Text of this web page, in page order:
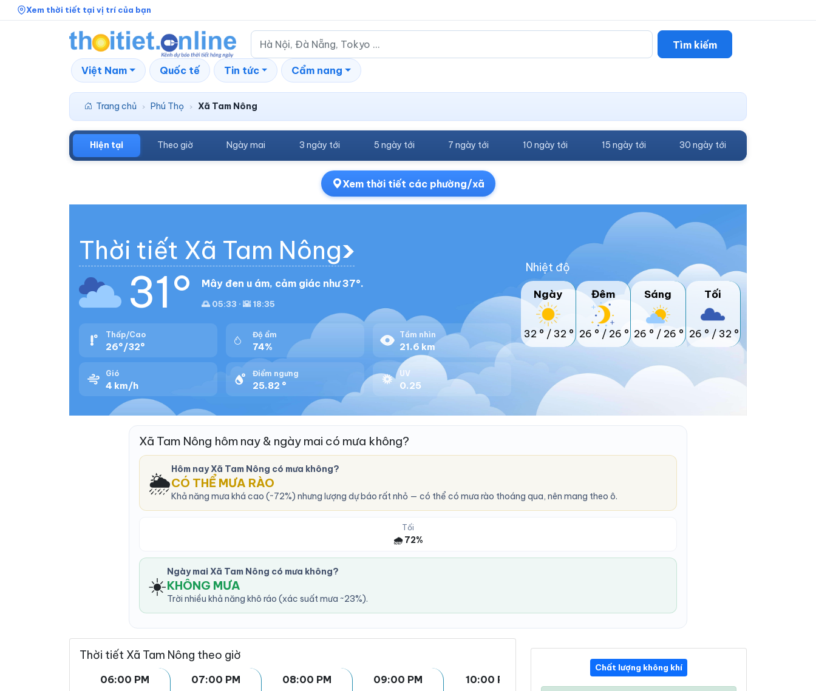
Xem thời tiết tại vị trí của bạn
Tìm kiếm
Việt Nam Quốc tế Tin tức Cẩm nang
Trang chủ › Phú Thọ › Xã Tam Nông
Hiện tại Theo giờ Ngày mai 3 ngày tới 5 ngày tới 7 ngày tới 10 ngày tới 15 ngày tới 30 ngày tới
Xem thời tiết các phường/xã
Thời tiết Xã Tam Nông
31° Mây đen u ám, cảm giác như 37°.
🌅 05:33 · 🌇 18:35
Thấp/Cao
26°/32°
Độ ẩm
74%
Tầm nhìn
21.6 km
Gió
4 km/h
Điểm ngưng
25.82 °
UV
0.25
Nhiệt độ
Ngày
32 ° / 32 °
Đêm
26 ° / 26 °
Sáng
26 ° / 26 °
Tối
26 ° / 32 °
Xã Tam Nông hôm nay & ngày mai có mưa không?
🌦️
Hôm nay Xã Tam Nông có mưa không?
CÓ THỂ MƯA RÀO
Khả năng mưa khá cao (~72%) nhưng lượng dự báo rất nhỏ — có thể có mưa rào thoáng qua, nên mang theo ô.
Tối
🌧️ 72%
☀️
Ngày mai Xã Tam Nông có mưa không?
KHÔNG MƯA
Trời nhiều khả năng khô ráo (xác suất mưa ~23%).
Thời tiết Xã Tam Nông theo giờ
06:00 PM
07:00 PM
08:00 PM
09:00 PM
10:00 PM
11:00 PM
12:00 AM
Chất lượng không khí